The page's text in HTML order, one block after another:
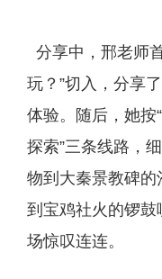
分享中，邢老师
玩？”切入，分享
体验。随后，她按
探索”三条线路，
物到大秦景教碑
到宝鸡社火的锣
场惊叹连连。